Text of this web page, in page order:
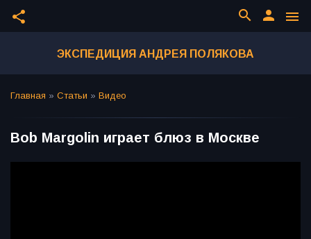
share menu
person
search
ЭКСПЕДИЦИЯ АНДРЕЯ ПОЛЯКОВА
Главная » Статьи » Видео
Bob Margolin играет блюз в Москве